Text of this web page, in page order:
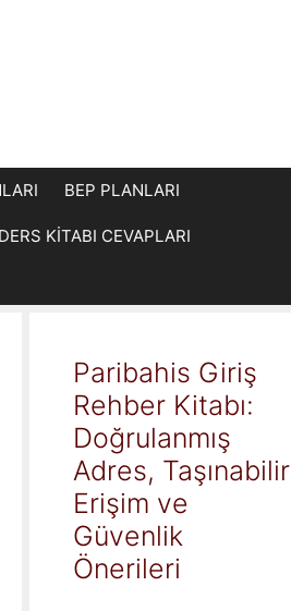
BEP PLANLARI
KİTABI CEVAPLARI
Paribahis Giriş
Rehber Kitabı:
Doğrulanmış
Adres, Taşınabilir
Erişim ve
Güvenlik
Önerileri